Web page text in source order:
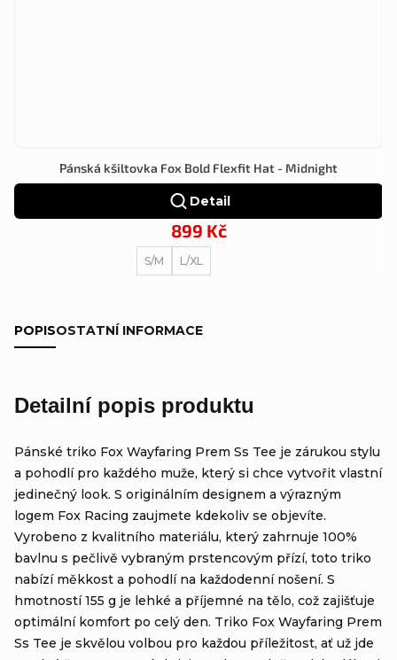
Pánská kšiltovka Fox Bold Flexfit Hat - Midnight
899 Kč
Detail
S/M L/XL
POPISOSTATNÍ INFORMACE
Detailní popis produktu
Pánské triko Fox Wayfaring Prem Ss Tee je zárukou stylu
a pohodlí pro každého muže, který si chce vytvořit vlastní
jedinečný look. S originálním designem a výrazným
logem Fox Racing zaujmete kdekoliv se objevíte.
Vyrobeno z kvalitního materiálu, který zahrnuje 100%
bavlnu s pečlivě vybraným prstencovým přízí, toto triko
nabízí měkkost a pohodlí na každodenní nošení. S
hmotností 155 g je lehké a příjemné na tělo, což zajišťuje
optimální komfort po celý den. Triko Fox Wayfaring Prem
Ss Tee je skvělou volbou pro každou příležitost, ať už jde